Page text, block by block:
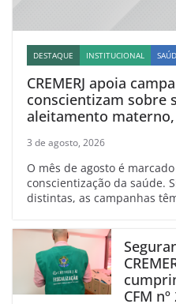
DESTAQUE INSTITUCIONAL
CREMERJ apoia
conscientizam sobre
aleitamento
3 de agosto, 2026
O mês de agosto é
conscientização da saúde.
distintas, as campanhas
CFM